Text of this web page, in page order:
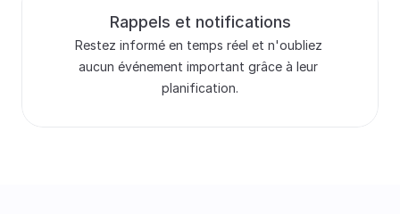
Rappels et notifications
Restez informé en temps réel et n'oubliez
aucun événement important grâce à leur
planification.